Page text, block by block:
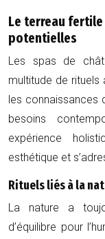
Le terreau
potentielles
Les spas de
multitude de
les connaissances
besoins
expérience
esthétique et
Rituels liés à la
La nature a
d’équilibre pour